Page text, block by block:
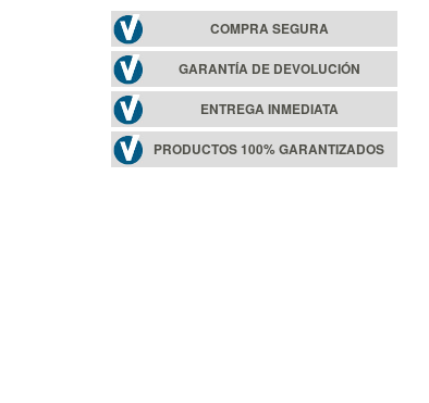
COMPRA SEGURA
GARANTÍA DE DEVOLUCIÓN
ENTREGA INMEDIATA
PRODUCTOS 100% GARANTIZADOS